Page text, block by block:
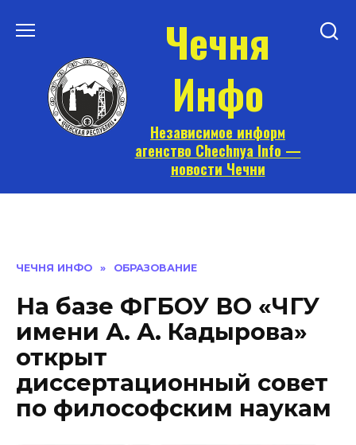
Чечня
Инфо
Независимое информ
агенство Chechnya Info —
новости Чечни
ЧЕЧНЯ ИНФО » ОБРАЗОВАНИЕ
На базе ФГБОУ ВО «ЧГУ
имени А. А. Кадырова»
открыт
диссертационный совет
по философским наукам